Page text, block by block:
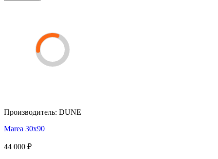
Производитель: DUNE
Marea 30x90
44 000 ₽